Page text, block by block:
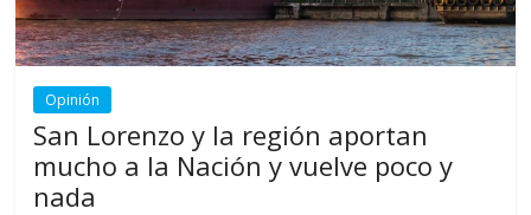
Opinión
San Lorenzo y la región aportan
mucho a la Nación y vuelve poco y
nada